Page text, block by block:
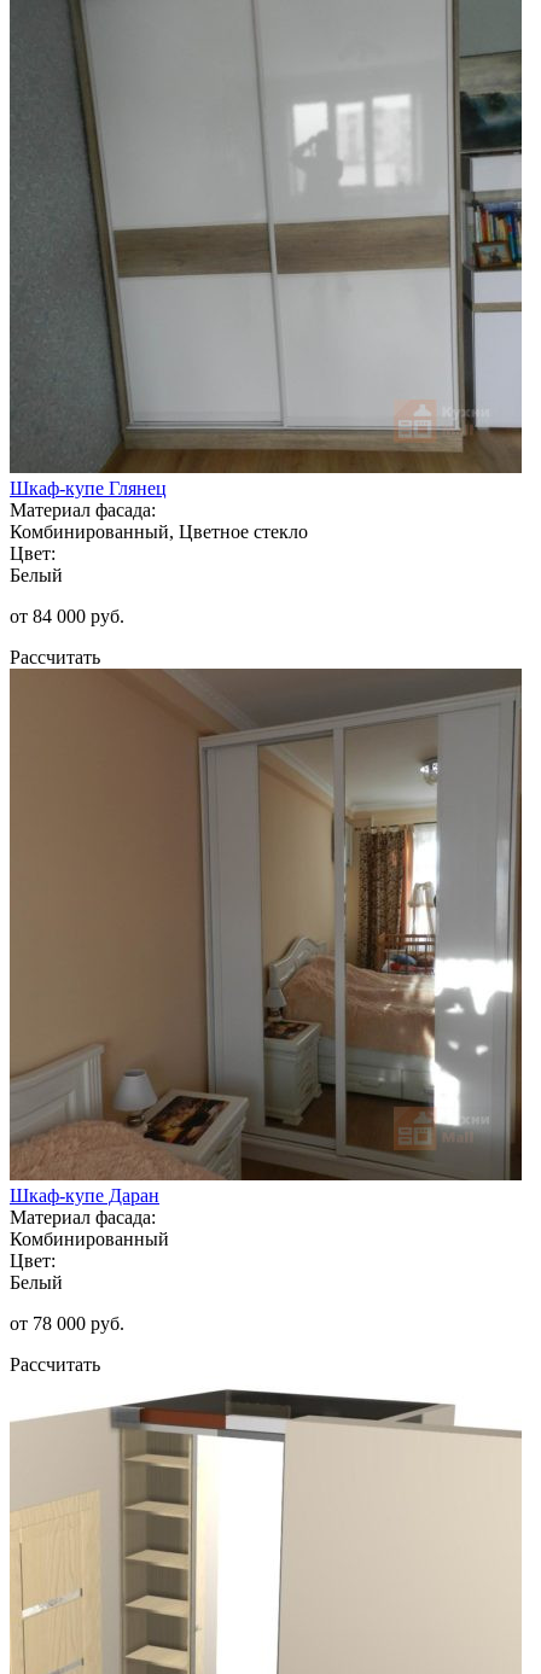
Шкаф-купе Глянец
Материал фасада:
Комбинированный, Цветное стекло
Цвет:
Белый
от 84 000 руб.
Рассчитать
Шкаф-купе Даран
Материал фасада:
Комбинированный
Цвет:
Белый
от 78 000 руб.
Рассчитать